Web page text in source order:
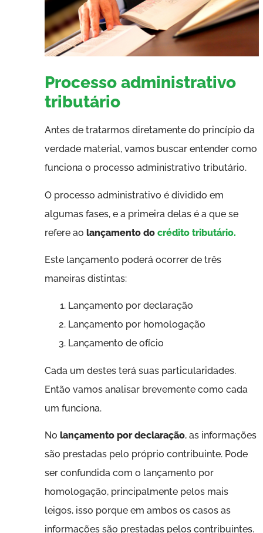
Processo administrativo
tributário
Antes de tratarmos diretamente do princípio da
verdade material, vamos buscar entender como
funciona o processo administrativo tributário.
O processo administrativo é dividido em
algumas fases, e a primeira delas é a que se
refere ao lançamento do crédito tributário.
Este lançamento poderá ocorrer de três
maneiras distintas:
Lançamento por declaração
Lançamento por homologação
Lançamento de ofício
Cada um destes terá suas particularidades.
Então vamos analisar brevemente como cada
um funciona.
No lançamento por declaração, as informações
são prestadas pelo próprio contribuinte. Pode
ser confundida com o lançamento por
homologação, principalmente pelos mais
leigos, isso porque em ambos os casos as
informações são prestadas pelos contribuintes.